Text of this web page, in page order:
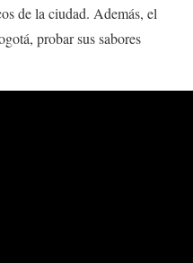
de la ciudad. Además, el
probar sus sabores